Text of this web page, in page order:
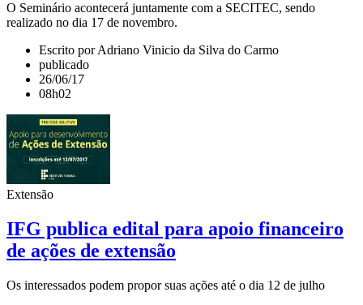
O Seminário acontecerá juntamente com a SECITEC, sendo
realizado no dia 17 de novembro.
Escrito por Adriano Vinicio da Silva do Carmo
publicado
26/06/17
08h02
Extensão
IFG publica edital para apoio financeiro
de ações de extensão
Os interessados podem propor suas ações até o dia 12 de julho